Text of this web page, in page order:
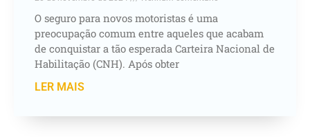
O seguro para novos motoristas é uma
preocupação comum entre aqueles que acabam
de conquistar a tão esperada Carteira Nacional de
Habilitação (CNH). Após obter
LER MAIS